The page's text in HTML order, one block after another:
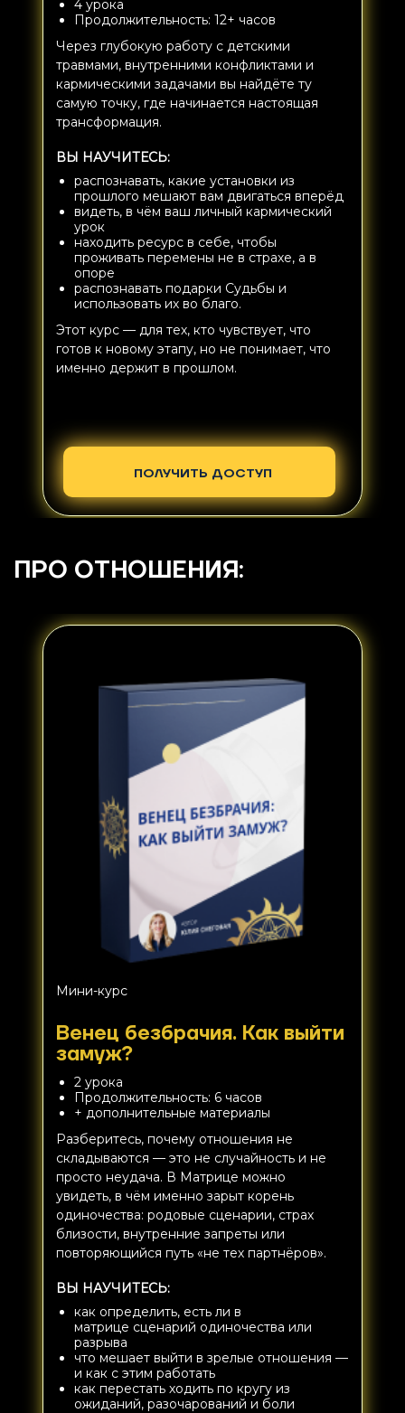
4 урока
Продолжительность: 12+ часов
Через глубокую работу с детскими
травмами, внутренними конфликтами и
кармическими задачами вы найдёте ту
самую точку, где начинается настоящая
трансформация.
ВЫ НАУЧИТЕСЬ:
распознавать, какие установки из
прошлого мешают вам двигаться вперёд
видеть, в чём ваш личный кармический
урок
находить ресурс в себе, чтобы
проживать перемены не в страхе, а в
опоре
распознавать подарки Судьбы и
использовать их во благо.
Этот курс — для тех, кто чувствует, что
готов к новому этапу, но не понимает, что
именно держит в прошлом.
ПОЛУЧИТЬ ДОСТУП
ПРО ОТНОШЕНИЯ:
Мини-курс
Венец безбрачия. Как выйти
замуж?
2 урока
Продолжительность: 6 часов
+ дополнительные материалы
Разберитесь, почему отношения не
складываются — это не случайность и не
просто неудача. В Матрице можно
увидеть, в чём именно зарыт корень
одиночества: родовые сценарии, страх
близости, внутренние запреты или
повторяющийся путь «не тех партнёров».
ВЫ НАУЧИТЕСЬ:
как определить, есть ли в
матрице сценарий одиночества или
разрыва
что мешает выйти в зрелые отношения —
и как с этим работать
как перестать ходить по кругу из
ожиданий, разочарований и боли